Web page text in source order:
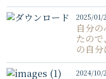
2025/01/
自分
たの
の自分
2024/10/